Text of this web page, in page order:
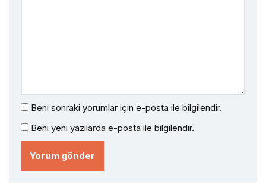
Beni sonraki yorumlar için e-posta ile bilgilendir.
Beni yeni yazılarda e-posta ile bilgilendir.